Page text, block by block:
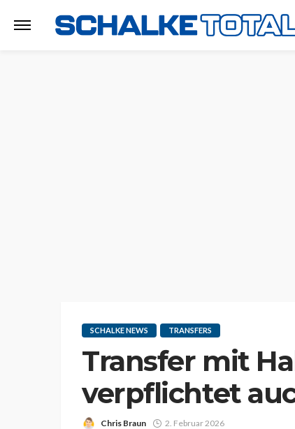
SCHALKE NEWS TRANSFERS
Transfer mit
verpflichtet
Chris Braun 2. Februar 2026